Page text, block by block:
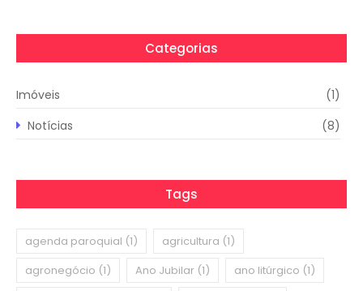
Categorias
Imóveis
(1)
Notícias
(8)
Tags
agenda paroquial (1) agricultura (1)
agronegócio (1) Ano Jubilar (1) ano litúrgico (1)